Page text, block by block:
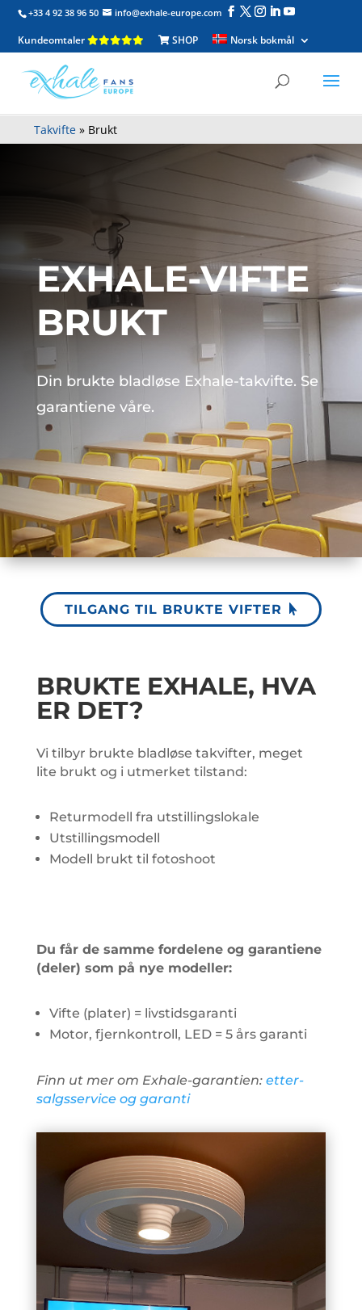
Takvifte » Brukt
+33 4 92 38 96 50 info@exhale-europe.com
Kundeomtaler SHOP Norsk bokmål
EXHALE-VIFTE
BRUKT
Din brukte bladløse Exhale-takvifte. Se
garantiene våre.
TILGANG TIL BRUKTE VIFTER
BRUKTE EXHALE, HVA
ER DET?
Vi tilbyr brukte bladløse takvifter, meget
lite brukt og i utmerket tilstand:
Returmodell fra utstillingslokale
Utstillingsmodell
Modell brukt til fotoshoot
Du får de samme fordelene og garantiene
(deler) som på nye modeller:
Vifte (plater) = livstidsgaranti
Motor, fjernkontroll, LED = 5 års garanti
Finn ut mer om Exhale-garantien: etter-
salgsservice og garanti